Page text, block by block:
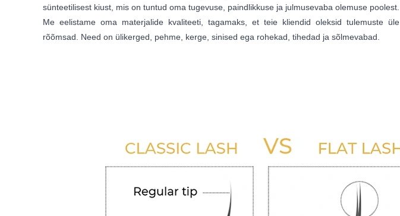
sünteetilisest kiust, mis on tuntud oma tugevuse, paindlikkuse ja julmusevaba olemuse poolest.
Me eelistame oma materjalide kvaliteeti, tagamaks, et teie kliendid oleksid tulemuste üle
rõõmsad. Need on ülikerged, pehme, kerge, sinised ega rohekad, tihedad ja sõlmevabad.